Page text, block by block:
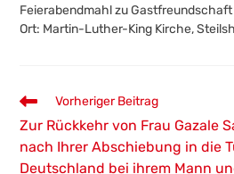
Feierabendmahl zu Gastfreundschaft
Ort: Martin-Luther-King Kirche,
Weitere
Artikel
ansehen
Vorheriger Beitrag
Zur Rückkehr von Frau Gazale
nach Ihrer Abschiebung in die
Deutschland bei ihrem Mann